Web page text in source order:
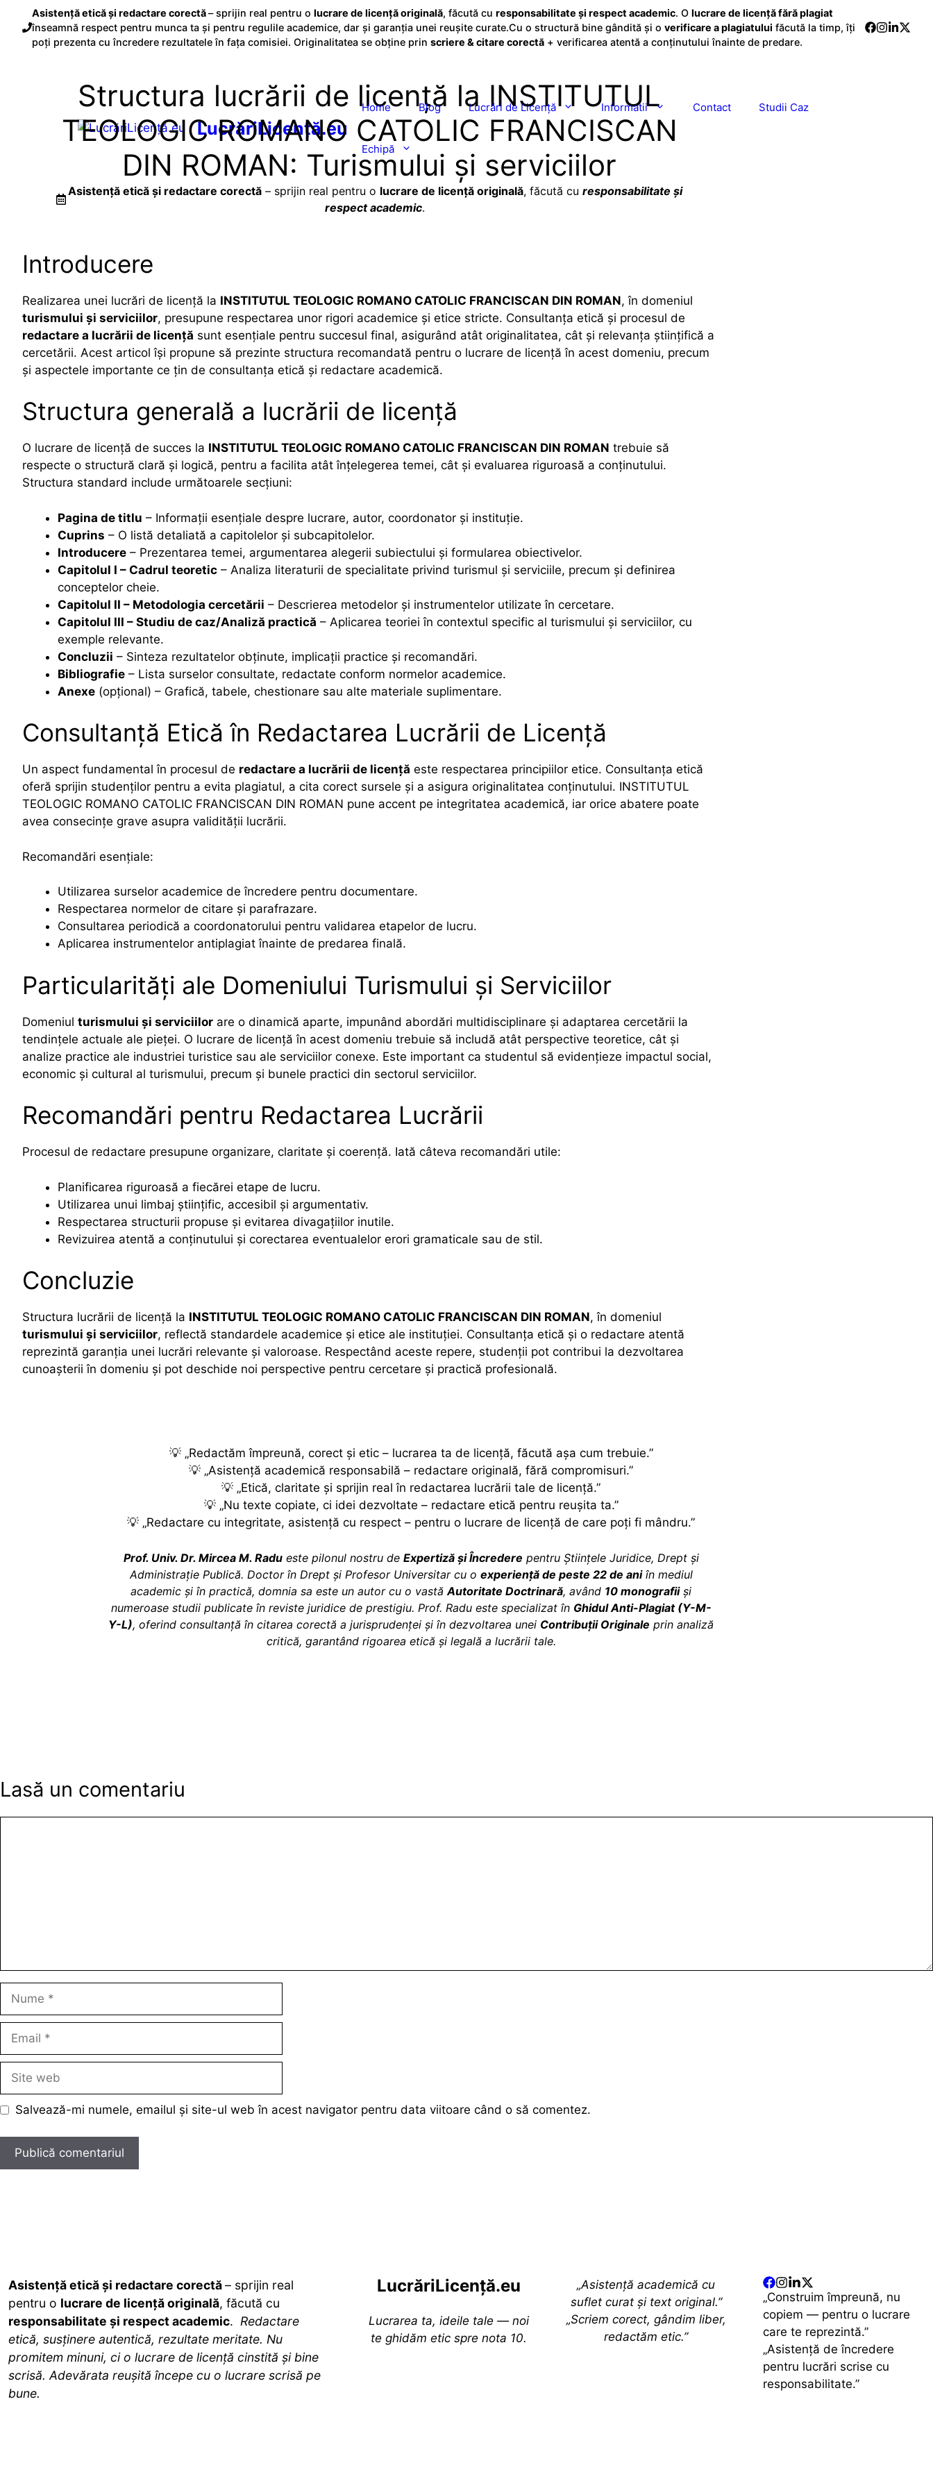
conținut
Asistență etică și redactare corectă– sprijin real pentru olucrare de licență originală, făcută curesponsabilitate și respect academic. Olucrare de licență fără plagiat
înseamnă respect pentru munca ta și pentru regulile academice, dar și garanția unei reușite curate.Cu o structură bine gândită și overificare a plagiatului făcută la timp, îți
poți prezenta cu încredere rezultatele în fața comisiei. Originalitatea se obține prinscriere & citare corectă + verificarea atentă a conținutului înainte de predare.
LucrăriLicență.eu
Home Blog Lucrări de Licență Informatii Contact Studii Caz
Echipă
Structura lucrării de licență la INSTITUTUL
TEOLOGIC ROMANO CATOLIC FRANCISCAN
DIN ROMAN: Turismului și serviciilor
Asistență etică și redactare corectă– sprijin real pentru o lucrare de licență originală, făcută cu responsabilitate și
respect academic.
Introducere
Realizarea unei lucrări de licență la INSTITUTUL TEOLOGIC ROMANO CATOLIC FRANCISCAN DIN ROMAN, în domeniul
turismului și serviciilor, presupune respectarea unor rigori academice și etice stricte. Consultanța etică și procesul de
redactare a lucrării de licență sunt esențiale pentru succesul final, asigurând atât originalitatea, cât și relevanța științifică a
cercetării. Acest articol își propune să prezinte structura recomandată pentru o lucrare de licență în acest domeniu, precum
și aspectele importante ce țin de consultanța etică și redactare academică.
Structura generală a lucrării de licență
O lucrare de licență de succes la INSTITUTUL TEOLOGIC ROMANO CATOLIC FRANCISCAN DIN ROMAN trebuie să
respecte o structură clară și logică, pentru a facilita atât înțelegerea temei, cât și evaluarea riguroasă a conținutului.
Structura standard include următoarele secțiuni:
Pagina de titlu – Informații esențiale despre lucrare, autor, coordonator și instituție.
Cuprins – O listă detaliată a capitolelor și subcapitolelor.
Introducere – Prezentarea temei, argumentarea alegerii subiectului și formularea obiectivelor.
Capitolul I – Cadrul teoretic – Analiza literaturii de specialitate privind turismul și serviciile, precum și definirea
conceptelor cheie.
Capitolul II – Metodologia cercetării – Descrierea metodelor și instrumentelor utilizate în cercetare.
Capitolul III – Studiu de caz/Analiză practică – Aplicarea teoriei în contextul specific al turismului și serviciilor, cu
exemple relevante.
Concluzii – Sinteza rezultatelor obținute, implicații practice și recomandări.
Bibliografie – Lista surselor consultate, redactate conform normelor academice.
Anexe (opțional) – Grafică, tabele, chestionare sau alte materiale suplimentare.
Consultanță Etică în Redactarea Lucrării de Licență
Un aspect fundamental în procesul de redactare a lucrării de licență este respectarea principiilor etice. Consultanța etică
oferă sprijin studenților pentru a evita plagiatul, a cita corect sursele și a asigura originalitatea conținutului. INSTITUTUL
TEOLOGIC ROMANO CATOLIC FRANCISCAN DIN ROMAN pune accent pe integritatea academică, iar orice abatere poate
avea consecințe grave asupra validității lucrării.
Recomandări esențiale:
Utilizarea surselor academice de încredere pentru documentare.
Respectarea normelor de citare și parafrazare.
Consultarea periodică a coordonatorului pentru validarea etapelor de lucru.
Aplicarea instrumentelor antiplagiat înainte de predarea finală.
Particularități ale Domeniului Turismului și Serviciilor
Domeniul turismului și serviciilor are o dinamică aparte, impunând abordări multidisciplinare și adaptarea cercetării la
tendințele actuale ale pieței. O lucrare de licență în acest domeniu trebuie să includă atât perspective teoretice, cât și
analize practice ale industriei turistice sau ale serviciilor conexe. Este important ca studentul să evidențieze impactul social,
economic și cultural al turismului, precum și bunele practici din sectorul serviciilor.
Recomandări pentru Redactarea Lucrării
Procesul de redactare presupune organizare, claritate și coerență. Iată câteva recomandări utile:
Planificarea riguroasă a fiecărei etape de lucru.
Utilizarea unui limbaj științific, accesibil și argumentativ.
Respectarea structurii propuse și evitarea divagațiilor inutile.
Revizuirea atentă a conținutului și corectarea eventualelor erori gramaticale sau de stil.
Concluzie
Structura lucrării de licență la INSTITUTUL TEOLOGIC ROMANO CATOLIC FRANCISCAN DIN ROMAN, în domeniul
turismului și serviciilor, reflectă standardele academice și etice ale instituției. Consultanța etică și o redactare atentă
reprezintă garanția unei lucrări relevante și valoroase. Respectând aceste repere, studenții pot contribui la dezvoltarea
cunoașterii în domeniu și pot deschide noi perspective pentru cercetare și practică profesională.
💡 „Redactăm împreună, corect și etic – lucrarea ta de licență, făcută așa cum trebuie.”
💡 „Asistență academică responsabilă – redactare originală, fără compromisuri.”
💡 „Etică, claritate și sprijin real în redactarea lucrării tale de licență.”
💡 „Nu texte copiate, ci idei dezvoltate – redactare etică pentru reușita ta.”
💡 „Redactare cu integritate, asistență cu respect – pentru o lucrare de licență de care poți fi mândru.”
Prof. Univ. Dr. Mircea M. Radueste pilonul nostru de Expertiză și Încredere pentru Științele Juridice, Drept și
Administrație Publică. Doctor în Drept și Profesor Universitar cu o experiență de peste 22 de aniîn mediul
academic și în practică, domnia sa este un autor cu o vastă Autoritate Doctrinară, având 10 monografiiși
numeroase studii publicate în reviste juridice de prestigiu. Prof. Radu este specializat în Ghidul Anti-Plagiat (Y-M-
Y-L), oferind consultanță în citarea corectă a jurisprudenței și în dezvoltarea unei Contribuții Originale prin analiză
critică, garantând rigoarea etică și legală a lucrării tale.
Lasă un comentariu
Nume
Email
Site
web
Salvează-mi numele, emailul și site-ul web în acest navigator pentru data viitoare când o să comentez.
Asistență etică și redactare corectă– sprijin real
pentru o lucrare de licență originală, făcută cu
responsabilitate și respect academic. Redactare
etică, susținere autentică, rezultate meritate. Nu
promitem minuni, ci o lucrare de licență cinstită și bine
scrisă. Adevărata reușită începe cu o lucrare scrisă pe
bune.
LucrăriLicență.eu
Lucrarea ta, ideile tale — noi
te ghidăm etic spre nota 10.
„Asistență academică cu
suflet curat și text original.”
„Scriem corect, gândim liber,
redactăm etic.”
„Construim împreună, nu
copiem — pentru o lucrare
care te reprezintă.”
„Asistență de încredere
pentru lucrări scrise cu
responsabilitate.”